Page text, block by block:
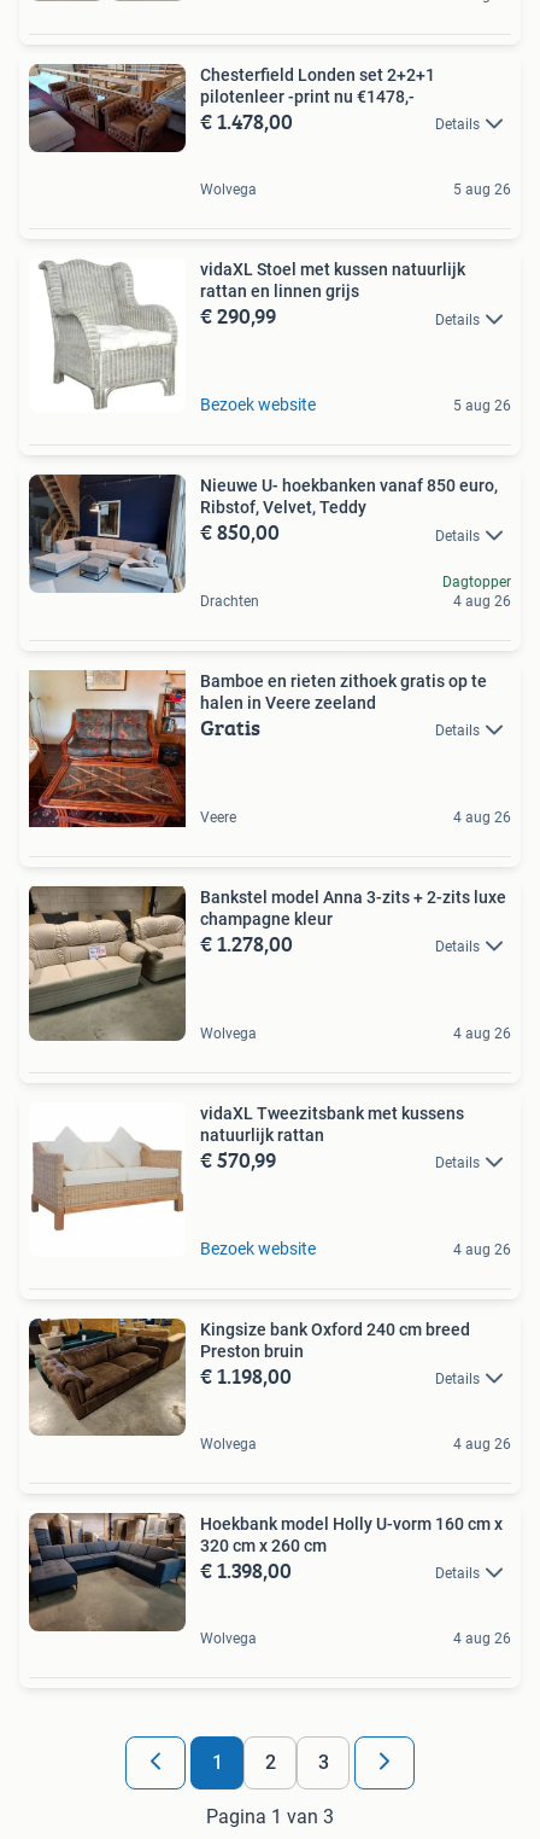
Chesterfield Londen set 2+2+1
pilotenleer -print nu €1478,-
€ 1.478,00 Details
Wolvega 5 aug 26
vidaXL Stoel met kussen natuurlijk
rattan en linnen grijs
€ 290,99 Details
Bezoek website 5 aug 26
Nieuwe U- hoekbanken vanaf 850 euro,
Ribstof, Velvet, Teddy
€ 850,00 Details
Drachten
Dagtopper
4 aug 26
Bamboe en rieten zithoek gratis op te
halen in Veere zeeland
Gratis Details
Veere 4 aug 26
Bankstel model Anna 3-zits + 2-zits luxe
champagne kleur
€ 1.278,00 Details
Wolvega 4 aug 26
vidaXL Tweezitsbank met kussens
natuurlijk rattan
€ 570,99 Details
Bezoek website 4 aug 26
Kingsize bank Oxford 240 cm breed
Preston bruin
€ 1.198,00 Details
Wolvega 4 aug 26
Hoekbank model Holly U-vorm 160 cm x
320 cm x 260 cm
€ 1.398,00 Details
Wolvega 4 aug 26
1 2 3
Pagina 1 van 3